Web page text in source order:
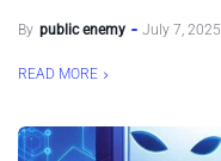
By public enemy July 7, 2025
READ MORE